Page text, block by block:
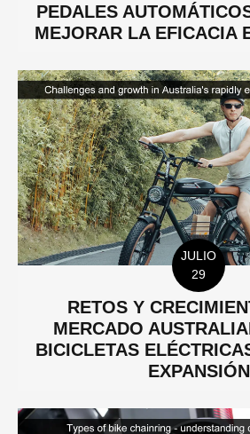
PEDALES
MEJORAR LA EFICACIA
JULIO
29
RETOS Y
MERCADO
BICICLETAS
EXPANSIÓN